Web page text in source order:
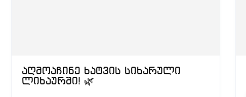
აღმოაჩინე ხატვის სიხარული
ლიხაურში! 🌿